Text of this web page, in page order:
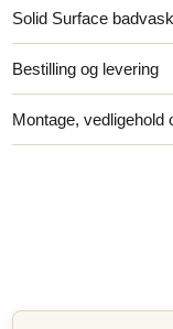
Solid Surface badvask
Bestilling og levering
Montage, vedligehold